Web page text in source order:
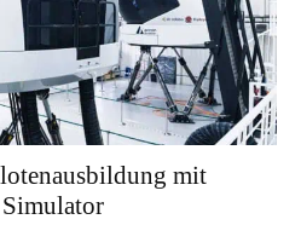
mit